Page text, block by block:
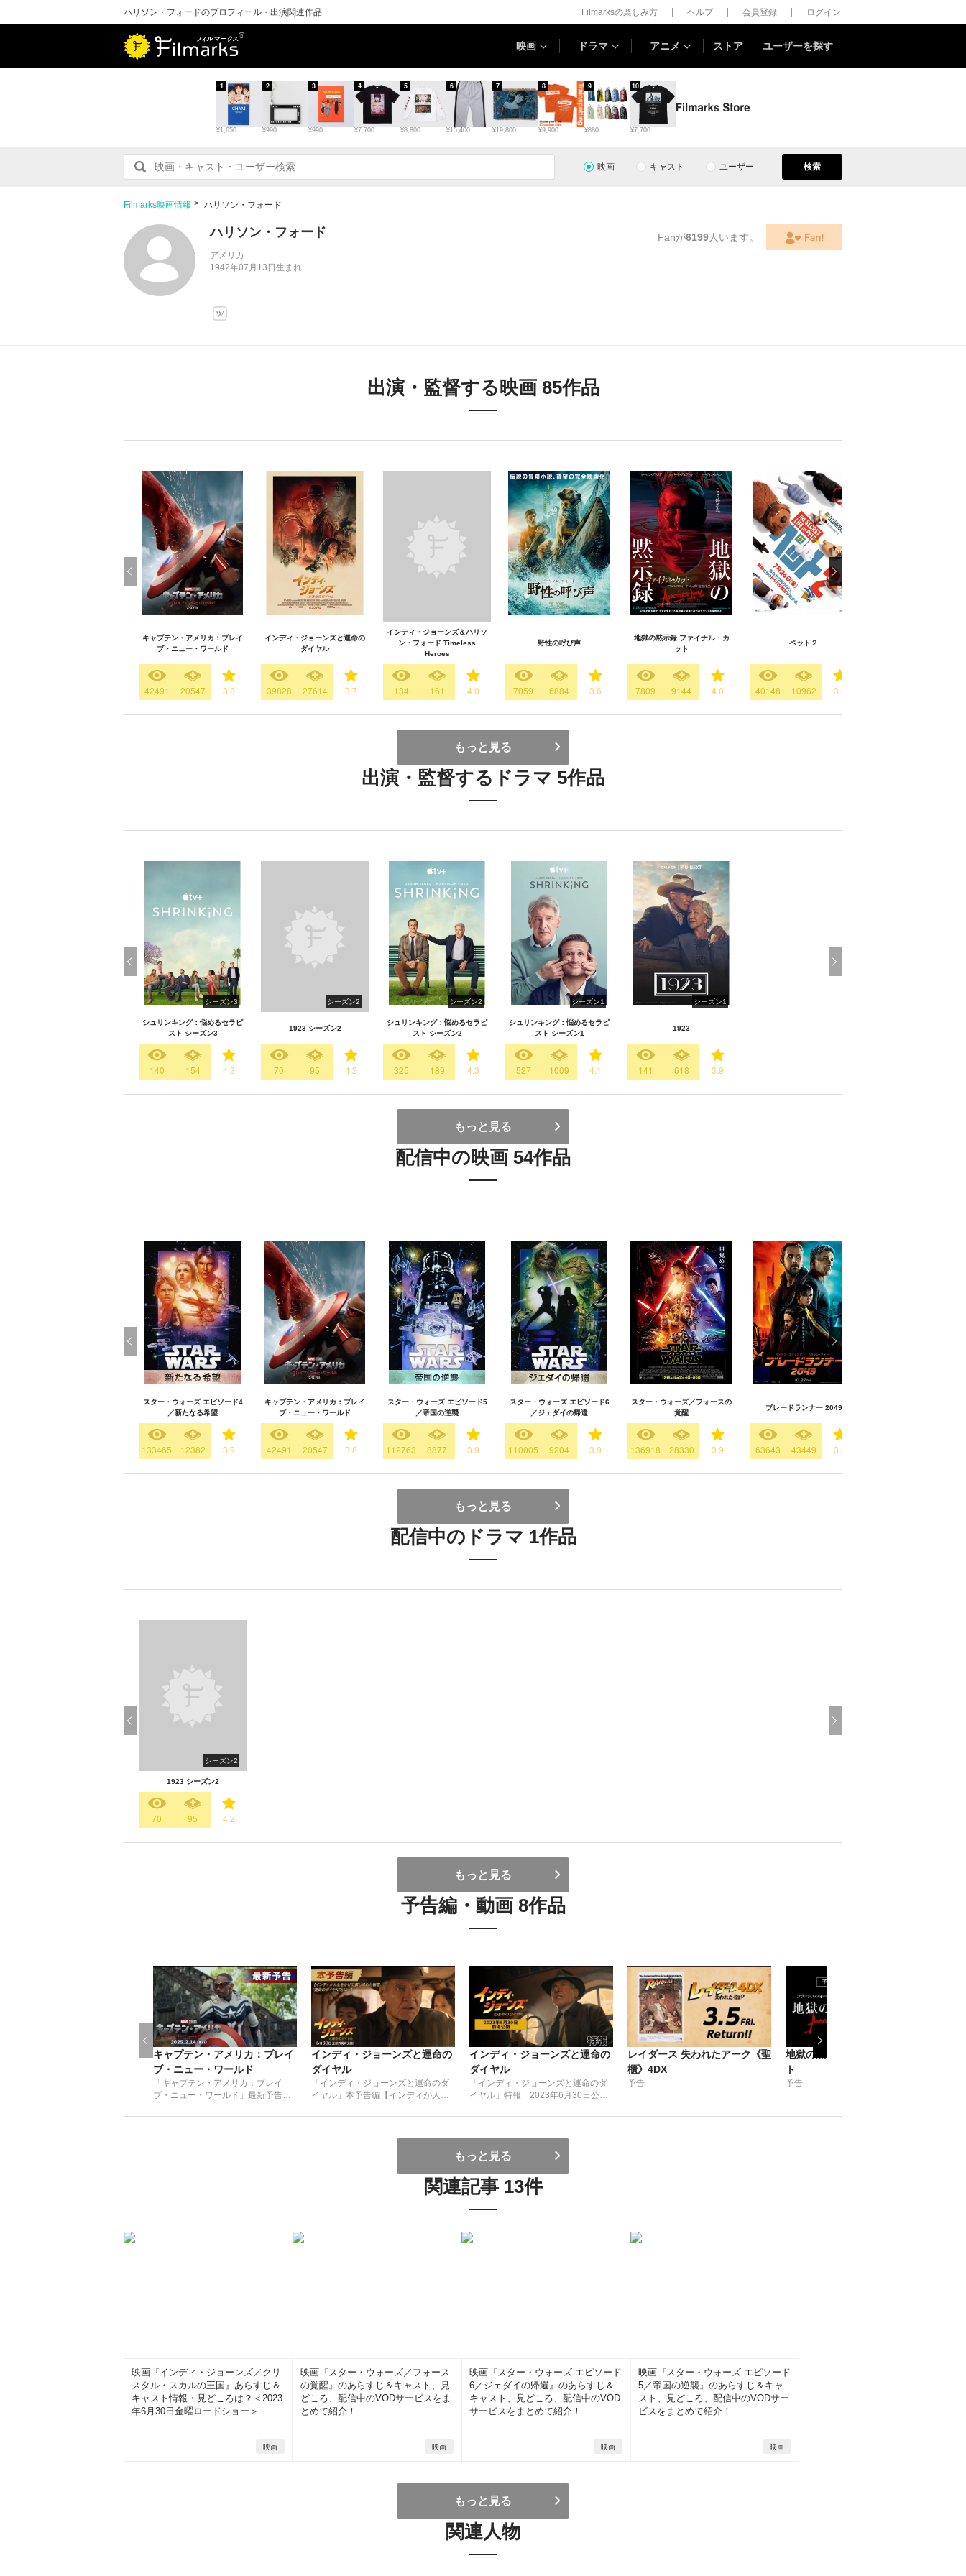
ハリソン・フォードのプロフィール・出演関連作品 Filmarksの楽しみ方 ヘルプ 会員登録 ログイン
映画 ドラマ アニメ ストア ユーザーを探す
¥1,650
1
¥990
2
¥990
3
¥7,700
4
¥8,800
5
¥15,400
6
¥19,800
7
¥9,900
8
¥880
9
¥7,700
10
映画 キャスト ユーザー 検索
Filmarks映画情報 ハリソン・フォード
ハリソン・フォード
アメリカ
1942年07月13日生まれ
Fanが6199人います。
出演・監督する映画 85作品
キャプテン・アメリカ：ブレイ
ブ・ニュー・ワールド
42491 20547 3.8
インディ・ジョーンズと運命の
ダイヤル
39828 27614 3.7
インディ・ジョーンズ＆ハリソ
ン・フォード Timeless
Heroes
134 161 4.0
野性の呼び声
7059 6884 3.6
地獄の黙示録 ファイナル・カ
ット
7809 9144 4.0
ペット２
40148 10962 3.6
もっと見る
出演・監督するドラマ 5作品
シーズン3
シュリンキング：悩めるセラピ
スト シーズン3
140 154 4.3
シーズン2
1923 シーズン2
70 95 4.2
シーズン2
シュリンキング：悩めるセラピ
スト シーズン2
325 189 4.3
シーズン1
シュリンキング：悩めるセラピ
スト シーズン1
527 1009 4.1
シーズン1
1923
141 618 3.9
もっと見る
配信中の映画 54作品
スター・ウォーズ エピソード4
／新たなる希望
133465 12382 3.9
キャプテン・アメリカ：ブレイ
ブ・ニュー・ワールド
42491 20547 3.8
スター・ウォーズ エピソード5
／帝国の逆襲
112763 8877 3.9
スター・ウォーズ エピソード6
／ジェダイの帰還
110005 9204 3.9
スター・ウォーズ／フォースの
覚醒
136918 28330 3.9
ブレードランナー 2049
63643 43449 3.8
もっと見る
配信中のドラマ 1作品
シーズン2
1923 シーズン2
70 95 4.2
もっと見る
予告編・動画 8作品
キャプテン・アメリカ：ブレイ
ブ・ニュー・ワールド
「キャプテン・アメリカ：ブレイ
ブ・ニュー・ワールド」最新予告｜
開！
インディ・ジョーンズと運命の
ダイヤル
「インディ・ジョーンズと運命のダ
イヤル」本予告編【インディが人生
ヤル”とは…】6月30日 全世界同時公
インディ・ジョーンズと運命の
ダイヤル
「インディ・ジョーンズと運命のダ
イヤル」特報 2023年6月30日公
レイダース 失われたアーク《聖
櫃》4DX
予告
地獄の黙示録 ファイナル・カッ
ト
予告
もっと見る
関連記事 13件
映画『インディ・ジョーンズ／クリ
スタル・スカルの王国』あらすじ＆
キャスト情報・見どころは？＜2023
年6月30日金曜ロードショー＞
映画
映画『スター・ウォーズ／フォース
の覚醒』のあらすじ＆キャスト、見
どころ、配信中のVODサービスをま
とめて紹介！
映画
映画『スター・ウォーズ エピソード
6／ジェダイの帰還』のあらすじ＆
キャスト、見どころ、配信中のVOD
サービスをまとめて紹介！
映画
映画『スター・ウォーズ エピソード
5／帝国の逆襲』のあらすじ＆キャ
スト、見どころ、配信中のVODサー
ビスをまとめて紹介！
映画
もっと見る
関連人物